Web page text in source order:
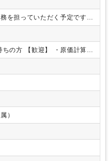
を担っていただく予定です。
月次/四半期/年次）・子会
、消費税、固定資産税 等）
せするため、出張が発生しま
算や開示等にも従事いただ
で、業務範囲は非常に広く携
ちの方 【歓迎】
・原価計算、
をお持ちの方
）